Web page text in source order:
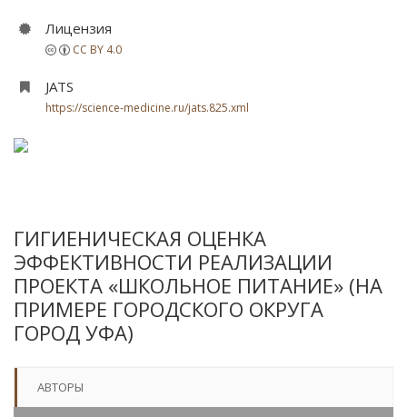
Лицензия
CC BY 4.0
JATS
https://science-medicine.ru/jats.825.xml
ГИГИЕНИЧЕСКАЯ ОЦЕНКА
ЭФФЕКТИВНОСТИ РЕАЛИЗАЦИИ
ПРОЕКТА «ШКОЛЬНОЕ ПИТАНИЕ» (НА
ПРИМЕРЕ ГОРОДСКОГО ОКРУГА
ГОРОД УФА)
АВТОРЫ